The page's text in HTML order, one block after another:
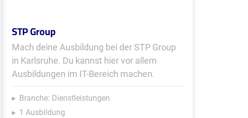
STP Group
Mach deine Ausbildung bei der STP Group
in Karlsruhe. Du kannst hier vor allem
Ausbildungen im IT-Bereich machen.
Branche: Dienstleistungen
1 Ausbildung